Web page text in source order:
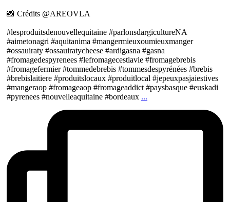
📸 Crédits @AREOVLA
#lesproduitsdenouvellequitaine #parlonsdargicultureNA
#aimetonagri #aquitanima #mangermieuxoumieuxmanger
#ossauiraty #ossauiratycheese #ardigasna #gasna
#fromagedespyrenees #lefromagecestlavie #fromagebrebis
#fromagefermier #tommedebrebis #tommesdespyrénées #brebis
#brebislaitiere #produitslocaux #produitlocal #jepeuxpasjaiestives
#mangeraop #fromageaop #fromageaddict #paysbasque #euskadi
#pyrenees #nouvelleaquitaine #bordeaux ...